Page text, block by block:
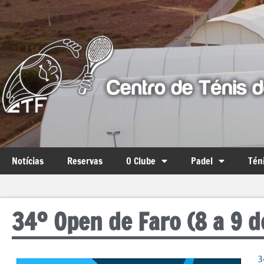
Notícias Reservas O Clube Padel
34º Open de Faro (8 a 9